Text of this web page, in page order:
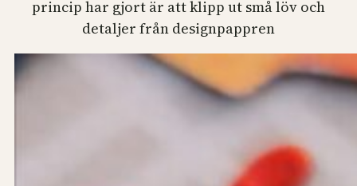
princip har gjort är att klipp ut små löv och
detaljer från designpappren